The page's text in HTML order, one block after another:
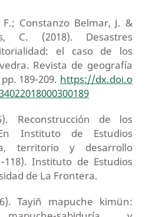
Constanzo Belmar, J. &
C. (2018). Desastres
el caso de los
Revista de geografía
189-209. https://dx.doi.o
Reconstrucción de los
Instituto de Estudios
territorio y desarrollo
118). Instituto de Estudios
de La Frontera.
Tayiñ mapuche kimün: